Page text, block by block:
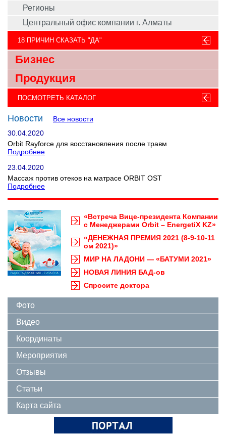
Регионы
Центральный офис компании г. Алматы
18 ПРИЧИН СКАЗАТЬ "ДА"
Бизнес
Продукция
ПОСМОТРЕТЬ КАТАЛОГ
Новости
Все новости
30.04.2020
Orbit Rayforce для восстановления после травм
Подробнее
23.04.2020
Массаж против отеков на матрасе ORBIT OST
Подробнее
«Встреча Вице-президента Компании
с Менеджерами Orbit – EnergetiX KZ»
«ДЕНЕЖНАЯ ПРЕМИЯ 2021 (8-9-10-11
ом 2021)»
МИР НА ЛАДОНИ — «БАТУМИ 2021»
НОВАЯ ЛИНИЯ БАД-ов
Спросите доктора
Фото
Видео
Координаты
Мероприятия
Отзывы
Статьи
Карта сайта